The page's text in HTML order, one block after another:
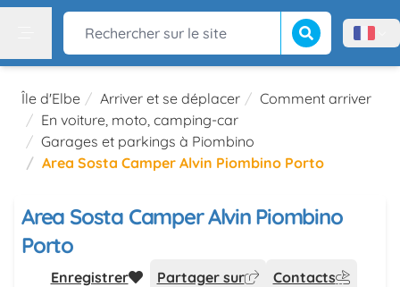
Rechercher sur le site Lancer la Menù
Île d'Elbe Arriver et se déplacer
Comment arriver
En voiture, moto, camping-car
Garages et parkings à Piombino
Area Sosta Camper Alvin Piombino Porto
Area Sosta Camper Alvin Piombino
Porto
Enregistrer Partager sur Contacts